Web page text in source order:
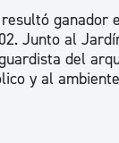
resultó ganador
Junto al
del
y al